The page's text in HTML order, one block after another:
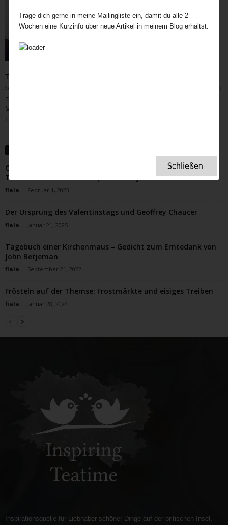
Teatime als wichtiger und immer noch unerschöpflicher Bestandteil der
britischen Kultur bietet Gelegenheit zum Austausch auf vielen Ebenen. In
meine Teatime gehören Gespräche,
Menschen außerhalb des Rampenlichts, die aber Besonderes in ihrem
Leben geleistet haben, Menschen, die eine Inspiration für uns sind.
Omas Wedgwood Porzellan zum Tee? Ja bitte! Afternoon
Tea mit modernem Luxusporzellan? Ja bitte!
fiala - Februar 1, 2023
Der Ursprung des Valentinstags und Geoffrey Chaucer
fiala - Januar 21, 2025
Tagebuch einer Kirchenmaus – Gedicht zum Erntedank von
John Betjeman
fiala - September 21, 2022
Frösteln auf der Themse: Frostmärkte und eisiges Treiben
fiala - Januar 28, 2024
Inspirationsquelle für Liebhaber schöner Dinge auf der britischen Insel,
Trage dich gerne in meine Mailingliste ein, damit du alle 2
Wochen eine Kurzinfo über neue Artikel in meinem Blog erhältst.